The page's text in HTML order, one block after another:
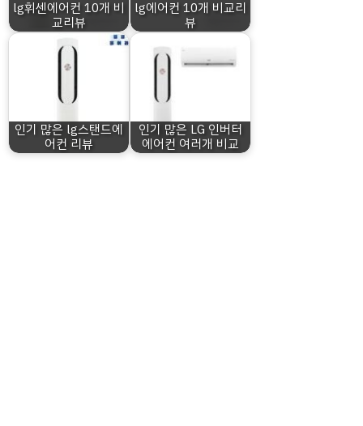
lg휘센에어컨 10개 비
교리뷰
lg에어컨 10개 비교리
뷰
인기 많은 lg스탠드에
어컨 리뷰
인기 많은 LG 인버터
에어컨 여러개 비교